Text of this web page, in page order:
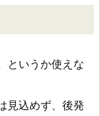
というか使えな
見込めず、後発